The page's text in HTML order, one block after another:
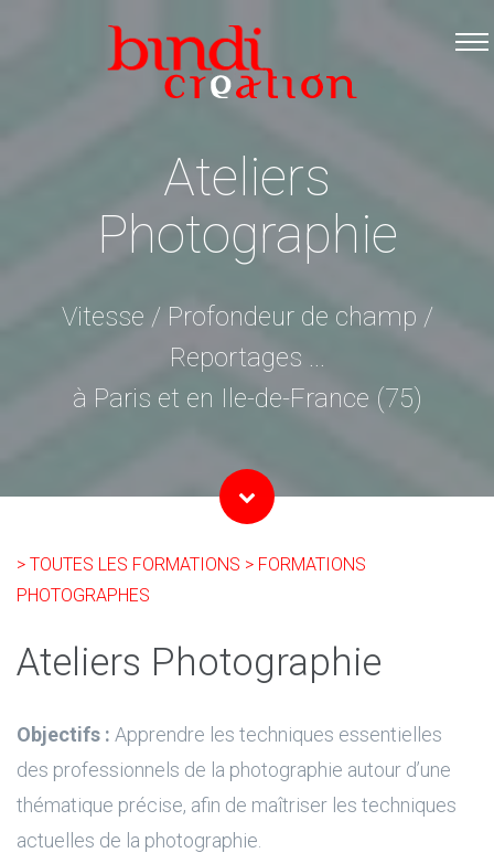
Accueil
Les formations
Logiciels Libres
Infos pratiques
Contact
Ateliers
Photographie
Vitesse / Profondeur de champ /
Reportages ...
à Paris et en Ile-de-France (75)
> TOUTES LES FORMATIONS > FORMATIONS
PHOTOGRAPHES
Ateliers Photographie
Objectifs : Apprendre les techniques essentielles
des professionnels de la photographie autour d’une
thématique précise, afin de maîtriser les techniques
actuelles de la photographie.